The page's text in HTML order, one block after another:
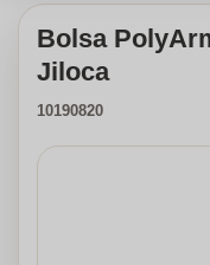
Bolsa
Jiloca
10190820